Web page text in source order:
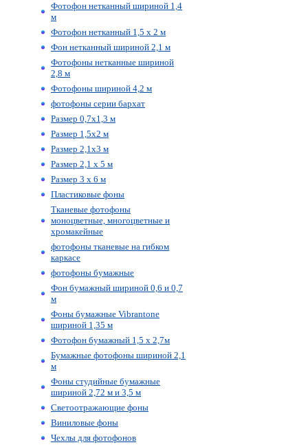
Фотофон нетканный шириной 1,4
м
Фотофон нетканный 1,5 х 2 м
Фон нетканный шириной 2,1 м
Фотофоны нетканные шириной
2,8 м
Фотофоны шириной 4,2 м
фотофоны серии бархат
Размер 0,7х1,3 м
Размер 1,5х2 м
Размер 2,1х3 м
Размер 2,1 х 5 м
Размер 3 х 6 м
Пластиковые фоны
Тканевые фотофоны
моноцветные, многоцветные и
хромакейные
фотофоны тканевые на гибком
каркасе
фотофоны бумажные
Фон бумажный шириной 0,6 и 0,7
м
Фоны бумажные Vibrantone
шириной 1,35 м
Фотофон бумажный 1,5 х 2,7м
Бумажные фотофоны шириной 2,1
м
Фоны студийные бумажные
шириной 2,72 м и 3,5 м
Светоотражающие фоны
Виниловые фоны
Чехлы для фотофонов